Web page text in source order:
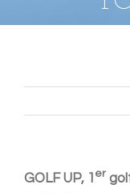
GOLF UP, 1 er